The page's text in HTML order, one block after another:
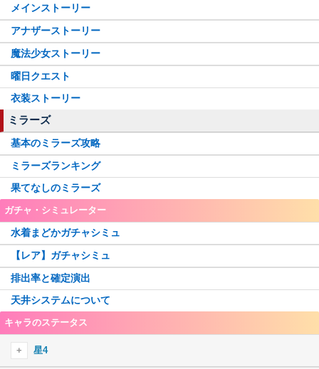
メインストーリー
アナザーストーリー
魔法少女ストーリー
曜日クエスト
衣装ストーリー
ミラーズ
基本のミラーズ攻略
ミラーズランキング
果てなしのミラーズ
ガチャ・シミュレーター
水着まどかガチャシミュ
【レア】ガチャシミュ
排出率と確定演出
天井システムについて
キャラのステータス
星4